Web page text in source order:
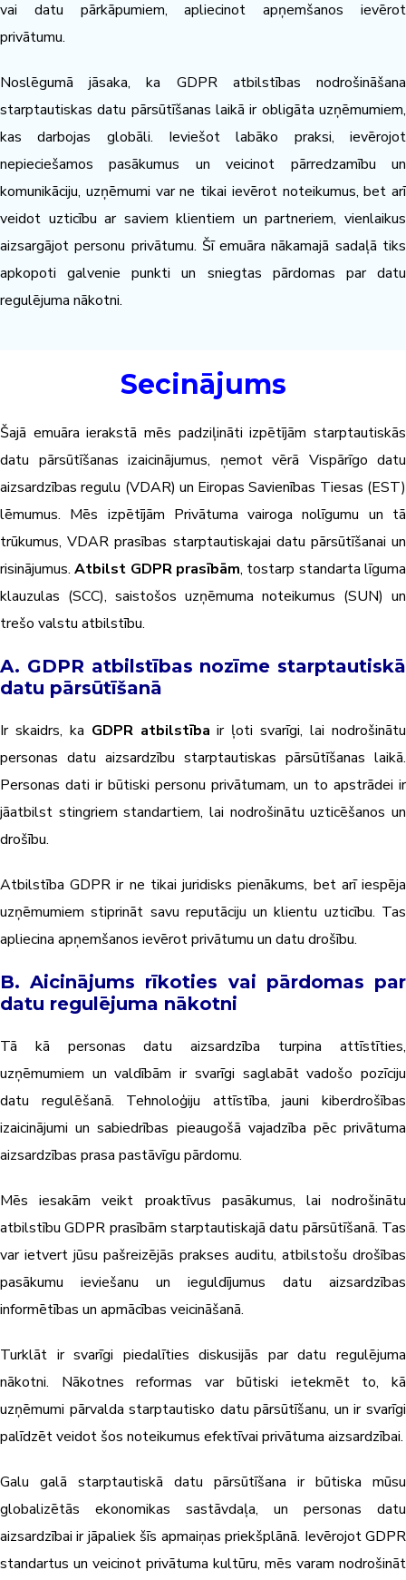
vai datu pārkāpumiem, apliecinot apņemšanos ievērot
privātumu.
Noslēgumā jāsaka, ka GDPR atbilstības nodrošināšana
starptautiskas datu pārsūtīšanas laikā ir obligāta uzņēmumiem,
kas darbojas globāli. Ieviešot labāko praksi, ievērojot
nepieciešamos pasākumus un veicinot pārredzamību un
komunikāciju, uzņēmumi var ne tikai ievērot noteikumus, bet arī
veidot uzticību ar saviem klientiem un partneriem, vienlaikus
aizsargājot personu privātumu. Šī emuāra nākamajā sadaļā tiks
apkopoti galvenie punkti un sniegtas pārdomas par datu
regulējuma nākotni.
Secinājums
Šajā emuāra ierakstā mēs padziļināti izpētījām starptautiskās
datu pārsūtīšanas izaicinājumus, ņemot vērā Vispārīgo datu
aizsardzības regulu (VDAR) un Eiropas Savienības Tiesas (EST)
lēmumus. Mēs izpētījām Privātuma vairoga nolīgumu un tā
trūkumus, VDAR prasības starptautiskajai datu pārsūtīšanai un
risinājumus.Atbilst GDPR prasībām, tostarp standarta līguma
klauzulas (SCC), saistošos uzņēmuma noteikumus (SUN) un
trešo valstu atbilstību.
A. GDPR atbilstības nozīme starptautiskā
datu pārsūtīšanā
Ir skaidrs, ka GDPR atbilstība ir ļoti svarīgi, lai nodrošinātu
personas datu aizsardzību starptautiskas pārsūtīšanas laikā.
Personas dati ir būtiski personu privātumam, un to apstrādei ir
jāatbilst stingriem standartiem, lai nodrošinātu uzticēšanos un
drošību.
Atbilstība GDPR ir ne tikai juridisks pienākums, bet arī iespēja
uzņēmumiem stiprināt savu reputāciju un klientu uzticību. Tas
apliecina apņemšanos ievērot privātumu un datu drošību.
B. Aicinājums rīkoties vai pārdomas par
datu regulējuma nākotni
Tā kā personas datu aizsardzība turpina attīstīties,
uzņēmumiem un valdībām ir svarīgi saglabāt vadošo pozīciju
datu regulēšanā. Tehnoloģiju attīstība, jauni kiberdrošības
izaicinājumi un sabiedrības pieaugošā vajadzība pēc privātuma
aizsardzības prasa pastāvīgu pārdomu.
Mēs iesakām veikt proaktīvus pasākumus, lai nodrošinātu
atbilstību GDPR prasībām starptautiskajā datu pārsūtīšanā. Tas
var ietvert jūsu pašreizējās prakses auditu, atbilstošu drošības
pasākumu ieviešanu un ieguldījumus datu aizsardzības
informētības un apmācības veicināšanā.
Turklāt ir svarīgi piedalīties diskusijās par datu regulējuma
nākotni. Nākotnes reformas var būtiski ietekmēt to, kā
uzņēmumi pārvalda starptautisko datu pārsūtīšanu, un ir svarīgi
palīdzēt veidot šos noteikumus efektīvai privātuma aizsardzībai.
Galu galā starptautiskā datu pārsūtīšana ir būtiska mūsu
globalizētās ekonomikas sastāvdaļa, un personas datu
aizsardzībai ir jāpaliek šīs apmaiņas priekšplānā. Ievērojot GDPR
standartus un veicinot privātuma kultūru, mēs varam nodrošināt